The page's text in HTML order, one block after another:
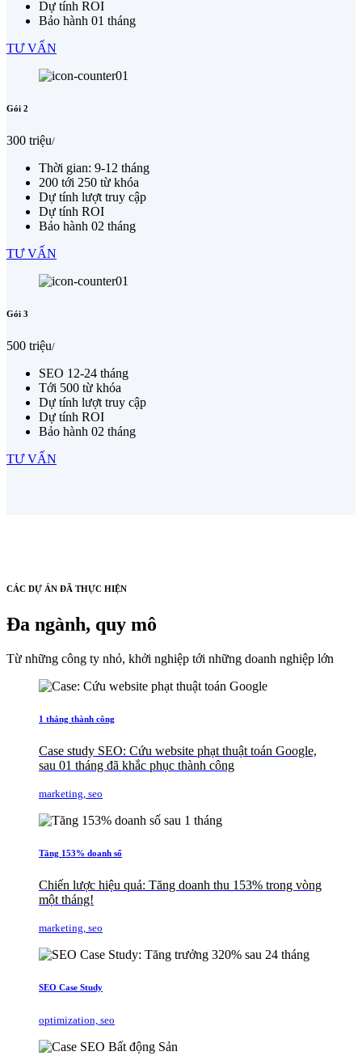
Dự tính ROI
Bảo hành 01 tháng
TƯ VẤN
Gói 2
300 triệu/
Thời gian: 9-12 tháng
200 tới 250 từ khóa
Dự tính lượt truy cập
Dự tính ROI
Bảo hành 02 tháng
TƯ VẤN
Gói 3
500 triệu/
SEO 12-24 tháng
Tới 500 từ khóa
Dự tính lượt truy cập
Dự tính ROI
Bảo hành 02 tháng
TƯ VẤN
CÁC DỰ ÁN ĐÃ THỰC HIỆN
Đa ngành, quy mô
Từ những công ty nhỏ, khởi nghiệp tới những doanh nghiệp lớn
1 tháng thành công
Case study SEO: Cứu website phạt thuật toán Google,
sau 01 tháng đã khắc phục thành công
marketing, seo
Tăng 153% doanh số
Chiến lược hiệu quả: Tăng doanh thu 153% trong vòng
một tháng!
marketing, seo
SEO Case Study
optimization, seo